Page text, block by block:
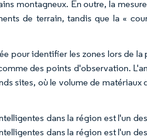
montagneux. En outre, la
de terrain, tandis que la «
pour identifier les zones lors de
des points d'observation.
sites, où le volume de
dans la région est l'un
dans la région est l'un